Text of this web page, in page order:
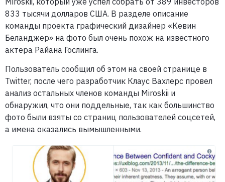
833 тысячи долларов США. В разделе описание
команды проекта графический дизайнер «Кевин
Беланджер» на фото был очень похож на известного
актера Райана Гослинга.
Пользователь сообщил об этом на своей странице в
Twitter, после чего разработчик Клаус Вахлерс провел
анализ остальных членов команды Miroskii и
обнаружил, что они поддельные, так как большинство
фото были взяты со страниц пользователей соцсетей,
а имена оказались вымышленными.